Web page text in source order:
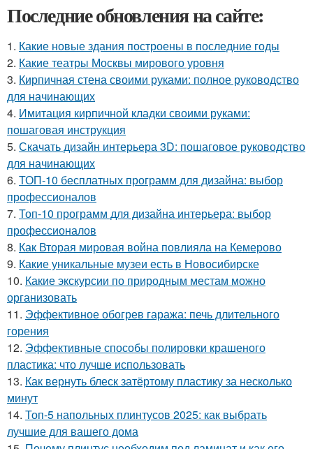
Последние обновления на сайте:
1. Какие новые здания построены в последние годы
2. Какие театры Москвы мирового уровня
3. Кирпичная стена своими руками: полное руководство
для начинающих
4. Имитация кирпичной кладки своими руками:
пошаговая инструкция
5. Скачать дизайн интерьера 3D: пошаговое руководство
для начинающих
6. ТОП-10 бесплатных программ для дизайна: выбор
профессионалов
7. Топ-10 программ для дизайна интерьера: выбор
профессионалов
8. Как Вторая мировая война повлияла на Кемерово
9. Какие уникальные музеи есть в Новосибирске
10. Какие экскурсии по природным местам можно
организовать
11. Эффективное обогрев гаража: печь длительного
горения
12. Эффективные способы полировки крашеного
пластика: что лучше использовать
13. Как вернуть блеск затёртому пластику за несколько
минут
14. Топ-5 напольных плинтусов 2025: как выбрать
лучшие для вашего дома